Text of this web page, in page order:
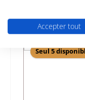
Ignorer la galerie de
Prod. similaires
Seul 5
Accepter tout